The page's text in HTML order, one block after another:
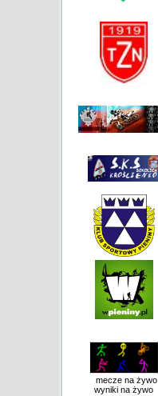
mecze na żywo
wyniki na żywo